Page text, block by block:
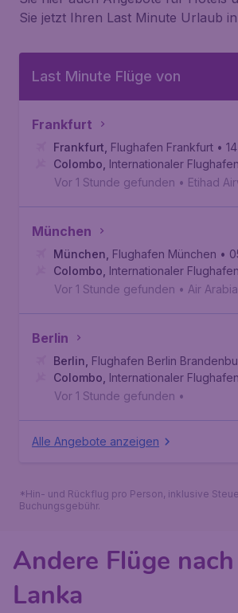
Sie jetzt Ihren Last Minute Urlaub
Last Minute Flüge von
Frankfurt
Frankfurt Flughafen Frankfurt •
Colombo Internationaler
Vor 1 Stunde gefunden • Etihad
München
München Flughafen München •
Colombo Internationaler
Vor 1 Stunde gefunden • Air Arabia
Berlin
Berlin Flughafen Berlin
Colombo Internationaler
Vor 1 Stunde gefunden •
Alle Angebote anzeigen
*Hin- und Rückflug pro Person, inklusive
Buchungsgebühr.
Andere Flüge
Lanka